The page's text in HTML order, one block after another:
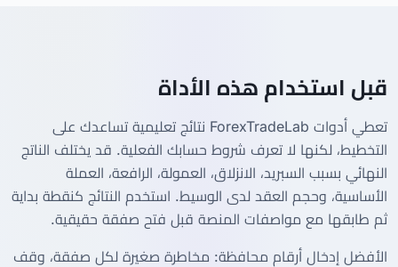
قبل استخدام هذه الأداة
تعطي أدوات ForexTradeLab نتائج تعليمية تساعدك على
التخطيط، لكنها لا تعرف شروط حسابك الفعلية. قد يختلف الناتج
النهائي بسبب السبريد، الانزلاق، العمولة، الرافعة، العملة
الأساسية، وحجم العقد لدى الوسيط. استخدم النتائج كنقطة بداية
ثم طابقها مع مواصفات المنصة قبل فتح صفقة حقيقية.
الأفضل إدخال أرقام محافظة: مخاطرة صغيرة لكل صفقة، وقف